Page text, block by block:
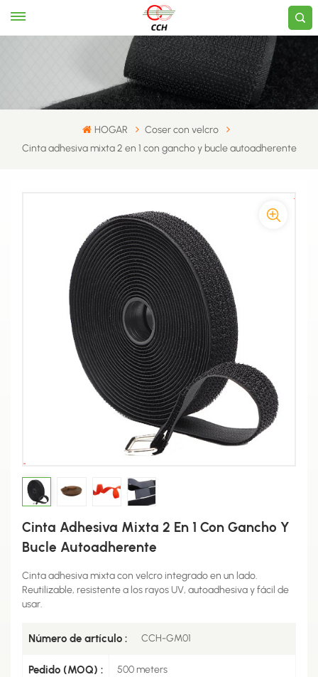
HOGAR
Coser con velcro
Cinta adhesiva mixta 2 en 1 con gancho y bucle autoadherente
Cinta Adhesiva Mixta 2 En 1 Con Gancho Y
Bucle Autoadherente
Cinta adhesiva mixta con velcro integrado en un lado.
Reutilizable, resistente a los rayos UV, autoadhesiva y fácil de
usar.
Número de artículo : CCH-GM01
Pedido (MOQ) : 500 meters